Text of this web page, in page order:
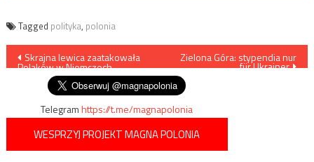
Tagged polityka, polonia
Nawigacja
wpisu
Skrajna lewica zaatakowała
Polaków w Niemczech
Zielona Góra: stypendia nur
für Ukrainer
Telegramhttps://t.me/magnapolonia
WESPRZYJ PROJEKT MAGNA POLONIA